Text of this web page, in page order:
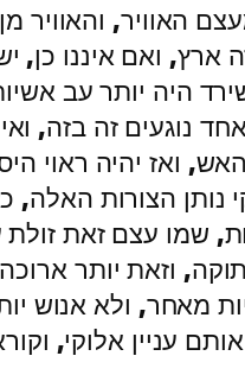
האוויר, והאוויר
ואם איננו כן,
היה יותר עב אשיות
נוגעים זה בזה,
ואז יהיה ראוי
נותן הצורות האלה,
שמו עצם זאת
וזאת יותר
מאחר, ולא אנוש
עניין אלוקי,